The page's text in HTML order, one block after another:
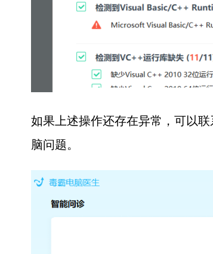
如果上述操作还存在异常，可以联
脑问题。